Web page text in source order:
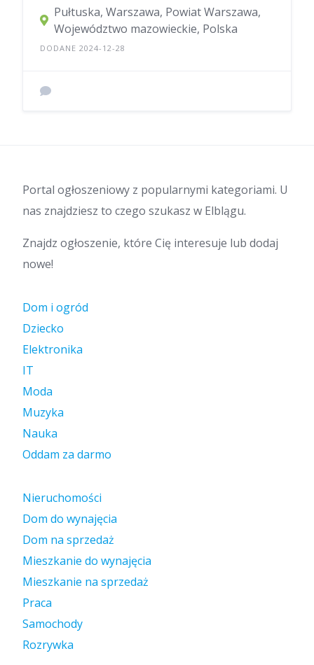
Pułtuska, Warszawa, Powiat Warszawa,
Województwo mazowieckie, Polska
DODANE 2024-12-28
Portal ogłoszeniowy z popularnymi kategoriami. U
nas znajdziesz to czego szukasz w Elblągu.
Znajdz ogłoszenie, które Cię interesuje lub dodaj
nowe!
Dom i ogród
Dziecko
Elektronika
IT
Moda
Muzyka
Nauka
Oddam za darmo
Nieruchomości
Dom do wynajęcia
Dom na sprzedaż
Mieszkanie do wynajęcia
Mieszkanie na sprzedaż
Praca
Samochody
Rozrywka